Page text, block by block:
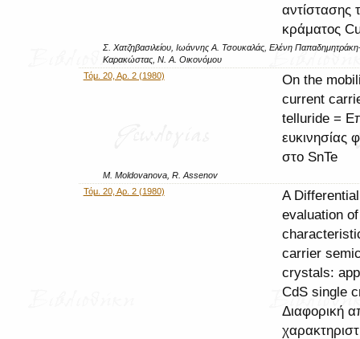
αντίστασης
κράματος
Σ. Χατζηβασιλείου, Ιωάννης Α. Τσουκαλάς, Ελένη
Καρακώστας, Ν. Α. Οικονόμου
Τόμ. 20, Αρ. 2 (1980)
On the
current
telluride =
ευκινησίας
στο SnTe
M. Moldovanova, R. Assenov
Τόμ. 20, Αρ. 2 (1980)
A Differential
evaluation
carrier
crystals:
CdS single
Διαφορική